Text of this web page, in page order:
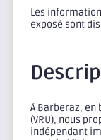
Les
exposé sont
À Barberaz, en
(VRU), nous
indépendant